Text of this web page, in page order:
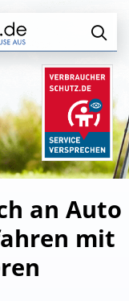
an Auto
mit